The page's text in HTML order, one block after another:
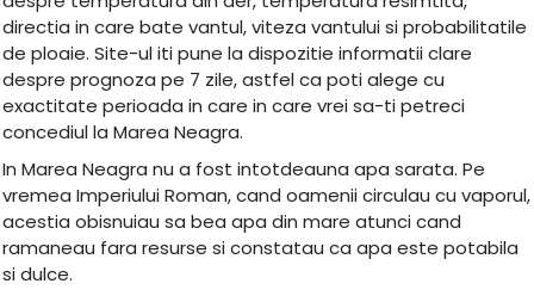
directia in care bate vantul, viteza vantului si probabilitatile
de ploaie. Site-ul iti pune la dispozitie informatii clare
despre prognoza pe 7 zile, astfel ca poti alege cu
exactitate perioada in care in care vrei sa-ti petreci
concediul la Marea Neagra.
In Marea Neagra nu a fost intotdeauna apa sarata. Pe
vremea Imperiului Roman, cand oamenii circulau cu vaporul,
acestia obisnuiau sa bea apa din mare atunci cand
ramaneau fara resurse si constatau ca apa este potabila
si dulce.